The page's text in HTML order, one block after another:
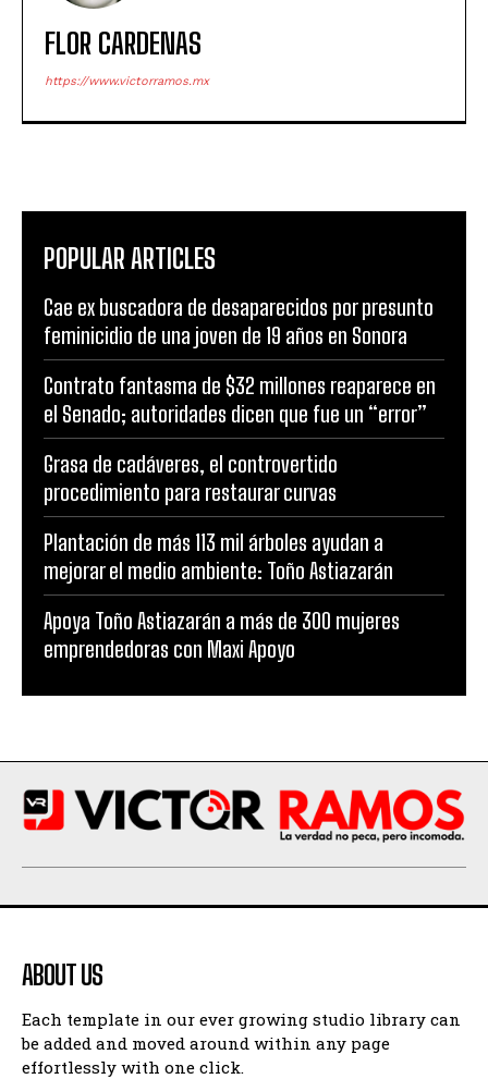
FLOR CARDENAS
https://www.victorramos.mx
POPULAR ARTICLES
Cae ex buscadora de desaparecidos por presunto
feminicidio de una joven de 19 años en Sonora
Contrato fantasma de $32 millones reaparece en
el Senado; autoridades dicen que fue un “error”
Grasa de cadáveres, el controvertido
procedimiento para restaurar curvas
Plantación de más 113 mil árboles ayudan a
mejorar el medio ambiente: Toño Astiazarán
Apoya Toño Astiazarán a más de 300 mujeres
emprendedoras con Maxi Apoyo
ABOUT US
Each template in our ever growing studio library can
be added and moved around within any page
effortlessly with one click.